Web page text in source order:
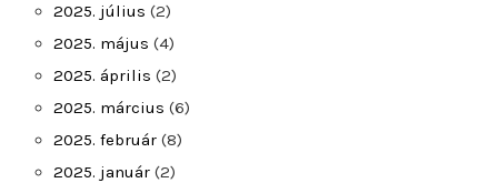
2025. július (2)
2025. május (4)
2025. április (2)
2025. március (6)
2025. február (8)
2025. január (2)